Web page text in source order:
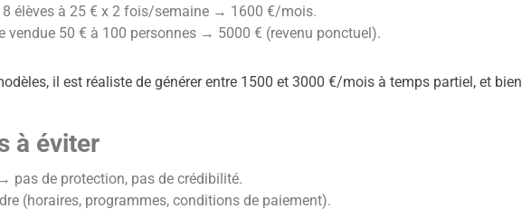
élèves à 25 € x 2 fois/semaine → 1600 €/mois.
vendue 50 € à 100 personnes → 5000 € (revenu ponctuel).
il est réaliste de générer entre 1500 et 3000 €/mois à temps partiel, et bien
à éviter
pas de protection, pas de crédibilité.
(horaires, programmes, conditions de paiement).